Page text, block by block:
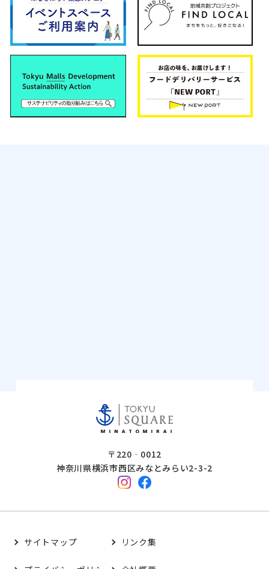
〒220‐0012
神奈川県横浜市西区みなとみらい2-3-2
サイトマップ リンク集